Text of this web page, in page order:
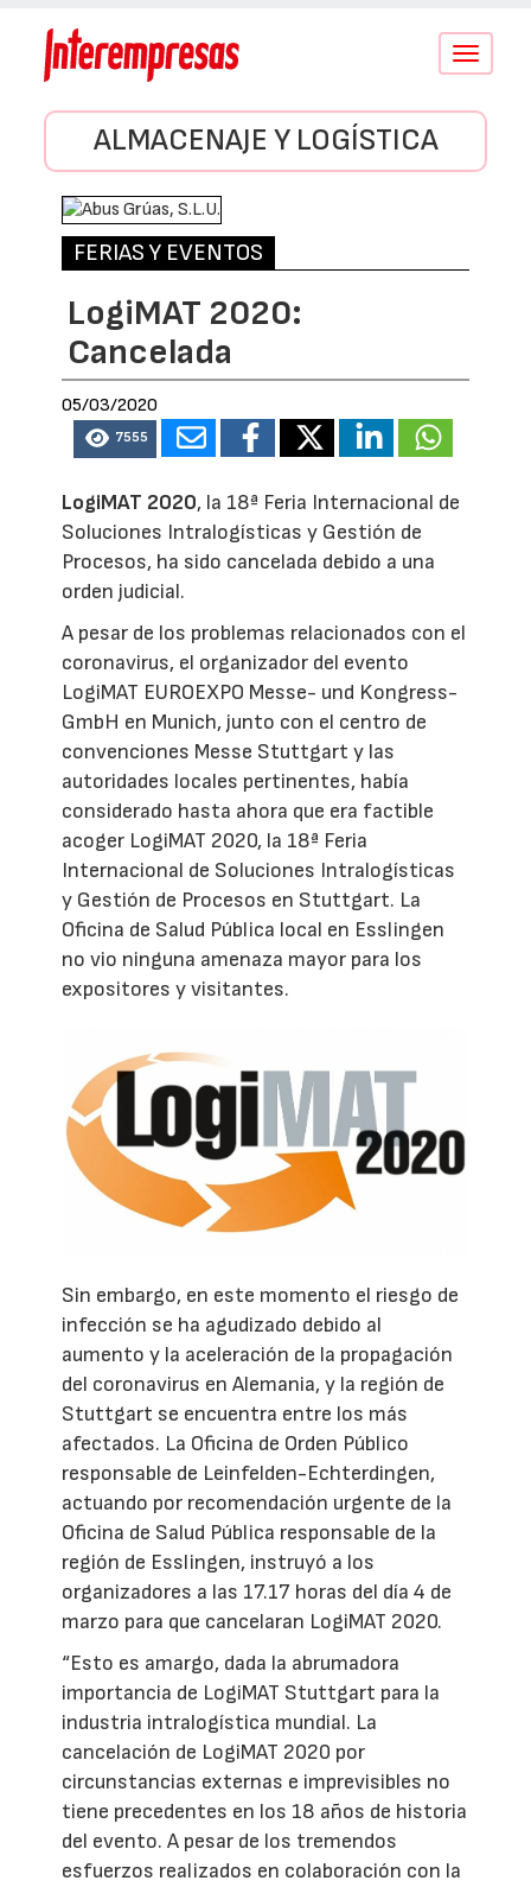
Conmutar
ALMACENAJE Y LOGÍSTICA
FERIAS Y EVENTOS
LogiMAT 2020:
Cancelada
05/03/2020
7555
LogiMAT 2020, la 18ª Feria Internacional de
Soluciones Intralogísticas y Gestión de
Procesos, ha sido cancelada debido a una
orden judicial.
A pesar de los problemas relacionados con el
coronavirus, el organizador del evento
LogiMAT EUROEXPO Messe- und Kongress-
GmbH en Munich, junto con el centro de
convenciones Messe Stuttgart y las
autoridades locales pertinentes, había
considerado hasta ahora que era factible
acoger LogiMAT 2020, la 18ª Feria
Internacional de Soluciones Intralogísticas
y Gestión de Procesos en Stuttgart. La
Oficina de Salud Pública local en Esslingen
no vio ninguna amenaza mayor para los
expositores y visitantes.
Sin embargo, en este momento el riesgo de
infección se ha agudizado debido al
aumento y la aceleración de la propagación
del coronavirus en Alemania, y la región de
Stuttgart se encuentra entre los más
afectados. La Oficina de Orden Público
responsable de Leinfelden-Echterdingen,
actuando por recomendación urgente de la
Oficina de Salud Pública responsable de la
región de Esslingen, instruyó a los
organizadores a las 17.17 horas del día 4 de
marzo para que cancelaran LogiMAT 2020.
“Esto es amargo, dada la abrumadora
importancia de LogiMAT Stuttgart para la
industria intralogística mundial. La
cancelación de LogiMAT 2020 por
circunstancias externas e imprevisibles no
tiene precedentes en los 18 años de historia
del evento. A pesar de los tremendos
esfuerzos realizados en colaboración con la